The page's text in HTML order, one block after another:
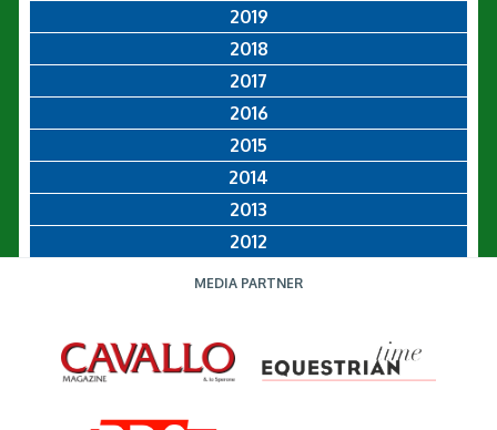
2019
2018
2017
2016
2015
2014
2013
2012
MEDIA PARTNER